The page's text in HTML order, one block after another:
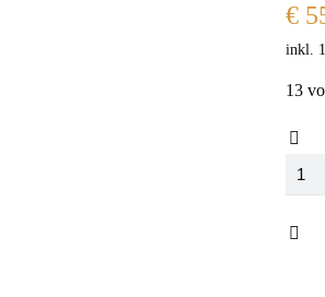
€
inkl.
13